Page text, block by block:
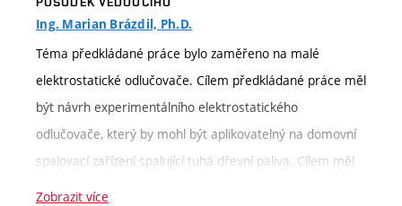
Ing. Marian Brázdil, Ph.D.
Téma předkládané práce bylo zaměřeno na malé
elektrostatické odlučovače. Cílem předkládané práce měl
být návrh experimentálního elektrostatického
odlučovače, který by mohl být aplikovatelný na domovní
spalovací zařízení spalující tuhá dřevní paliva. Cílem měl
Zobrazit více